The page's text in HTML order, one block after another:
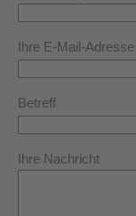
Ihre E-Mail-
Betreff
Ihre Nachricht